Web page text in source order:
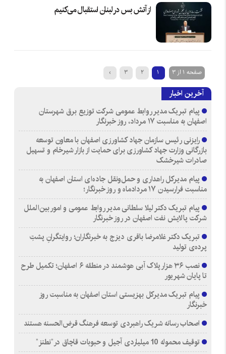
از آتش بس در لبنان استقبال می‌کنیم
صفحه 1 از 3 1
2
3
›
آخرین اخبار
پیام تبریک مدیر روابط عمومی شرکت توزیع برق شهرستان
اصفهان به مناسبت ۱۷ مرداد، روز خبرنگار
رایزنی رئیس سازمان جهاد کشاورزی اصفهان با معاون توسعه
بازرگانی وزارت جهاد کشاورزی برای حمایت از بازار شیرخام و تسهیل
صادرات شیرخشک
پیام مدیرکل راهداری و حمل‌ونقل جاده‌ای استان اصفهان به
مناسبت فرارسیدن ۱۷ مردادماه و روز خبرنگار؛
پیام تبریک دکتر لیلا سلطانی مدیر روابط عمومی و امور بین‌الملل
شرکت پالایش نفت اصفهان در روز خبرنگار
تبریک دکتر غلامرضا باقری دیزج به خبرنگاران؛ روایتگرانِ پشتِ
پرده‌ی تولید
نصب ۳۶ هزار پلاک آبی هوشمند در منطقه ۶ اصفهان؛ تکمیل طرح
تا پایان شهریور
پیام تبریک مدیرکل بهزیستی استان اصفهان به مناسبت روز
خبرنگار
اصحاب رسانه شریک راهبردی توسعه فرهنگ قرض‌الحسنه هستند
توقیف محموله 10 میلیاردی آجیل و حبوبات قاچاق در”نطنز”